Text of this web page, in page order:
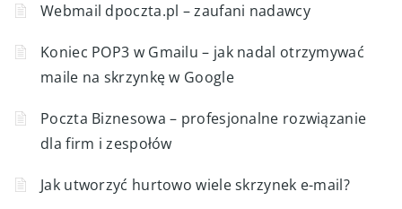
Webmail dpoczta.pl – zaufani nadawcy
Koniec POP3 w Gmailu – jak nadal otrzymywać
maile na skrzynkę w Google
Poczta Biznesowa – profesjonalne rozwiązanie
dla firm i zespołów
Jak utworzyć hurtowo wiele skrzynek e-mail?